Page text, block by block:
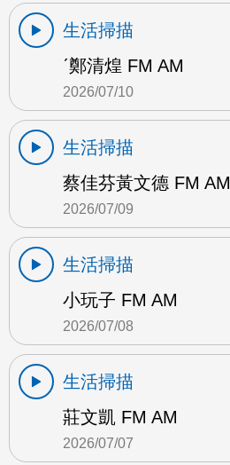
生活掃描
ˊ鄭清煌 FM AM
2026/07/10
生活掃描
蔡佳芬黃文德 FM AM
2026/07/09
生活掃描
小玩子 FM AM
2026/07/08
生活掃描
莊文凱 FM AM
2026/07/07